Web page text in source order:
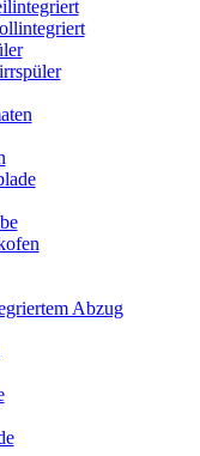
Abzug